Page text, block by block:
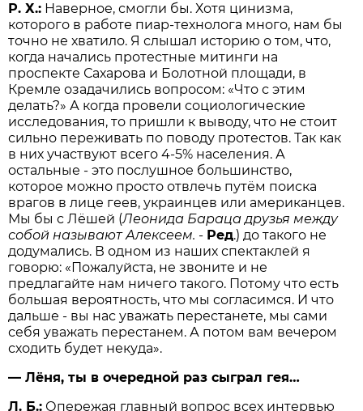
Р. Х.: Наверное, смогли бы. Хотя цинизма,
которого в работе пиар-технолога много, нам бы
точно не хватило. Я слышал историю о том, что,
когда начались протестные митинги на
проспекте Сахарова и Болотной площади, в
Кремле озадачились вопросом: «Что с этим
делать?» А когда провели социологические
исследования, то пришли к выводу, что не стоит
сильно переживать по поводу протестов. Так как
в них участвуют всего 4-5% населения. А
остальные - это послушное большинство,
которое можно просто отвлечь путём поиска
врагов в лице геев, украинцев или американцев.
Мы бы с Лёшей (Леонида Бараца друзья между
собой называют Алексеем. - Ред.) до такого не
додумались. В одном из наших спектаклей я
говорю: «Пожалуйста, не звоните и не
предлагайте нам ничего такого. Потому что есть
большая вероятность, что мы согласимся. И что
дальше - вы нас уважать перестанете, мы сами
себя уважать перестанем. А потом вам вечером
сходить будет некуда».
— Лёня, ты в очередной раз сыграл гея…
Л. Б.: Опережая главный вопрос всех интервью